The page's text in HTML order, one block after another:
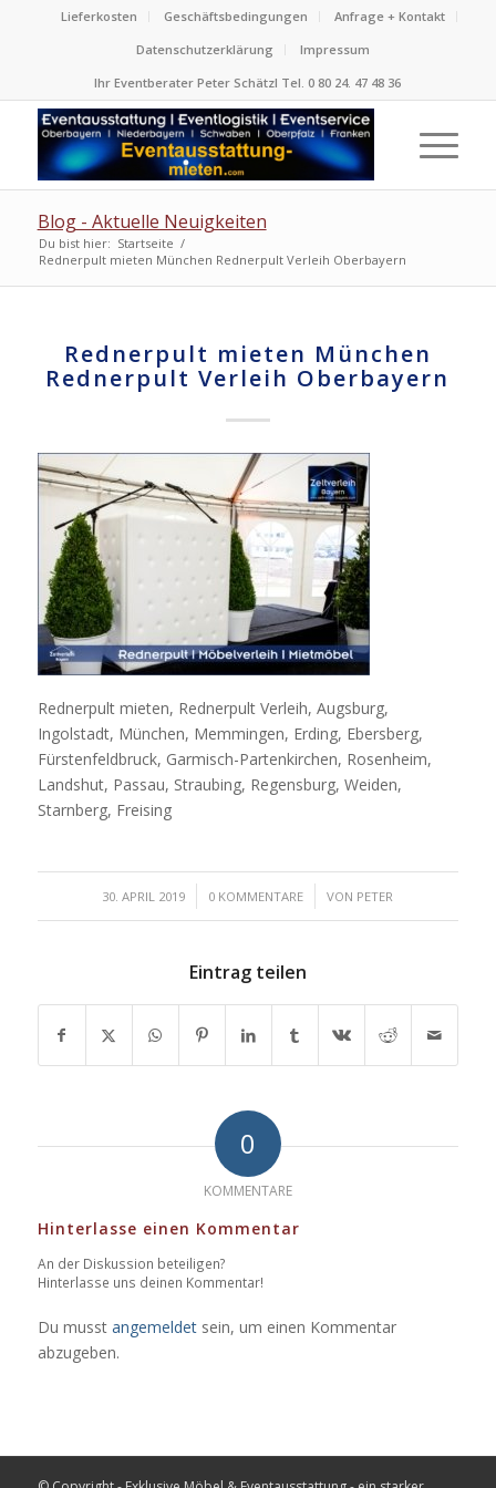
Lieferkosten Geschäftsbedingungen
Anfrage + Kontakt
Datenschutzerklärung
Impressum
Ihr Eventberater Peter Schätzl Tel. 0 80 24. 47 48 36
Blog - Aktuelle Neuigkeiten
Du bist hier: Startseite /
Rednerpult mieten München Rednerpult Verleih Oberbayern
Rednerpult mieten München
Rednerpult Verleih Oberbayern
Rednerpult mieten, Rednerpult Verleih, Augsburg,
Ingolstadt, München, Memmingen, Erding, Ebersberg,
Fürstenfeldbruck, Garmisch-Partenkirchen, Rosenheim,
Landshut, Passau, Straubing, Regensburg, Weiden,
Starnberg, Freising
30. APRIL 2019
/ 0 KOMMENTARE
/ VON PETER
Eintrag teilen
0
KOMMENTARE
Hinterlasse einen Kommentar
An der Diskussion beteiligen?
Hinterlasse uns deinen Kommentar!
Du musst angemeldetsein, um einen Kommentar
abzugeben.